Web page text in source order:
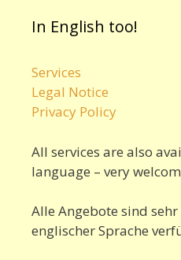
In English too!
Services
Legal Notice
Privacy Policy
All services are also
language – very
Alle Angebote sind
englischer Sprache